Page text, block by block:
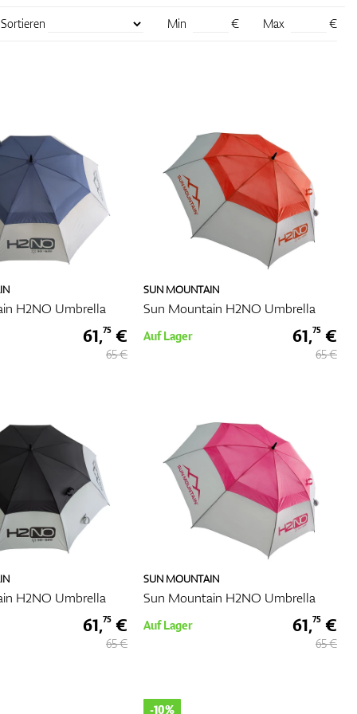
zu
Sortieren Min € Max €
H2NO Umbrella
61,75 €
65 €
SUN MOUNTAIN
Sun Mountain H2NO Umbrella
Auf Lager 61,75€
65 €
H2NO Umbrella
61,75 €
65 €
SUN MOUNTAIN
Sun Mountain H2NO Umbrella
Auf Lager 61,75€
65 €
-10%